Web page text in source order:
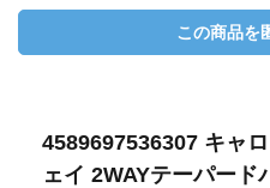
4589697536307 キャ
ェイ 2WAYテーパード